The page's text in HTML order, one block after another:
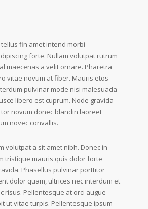
fin amet intend morbi
forte. Nullam volutpat rutrum
maecenas a velit ornare. Pharetra
vitae novum at fiber. Mauris etos
pulvinar mode nisi malesuada
libero est cuprum. Node gravida
novum donec blandin laoreet
novec convallis.
volutpat a sit amet nibh. Donec in
tristique mauris quis dolor forte
Phasellus pulvinar porttitor
dolor quam, ultrices nec interdum et
risus. Pellentesque at orci augue
ut vitae turpis. Pellentesque ipsum